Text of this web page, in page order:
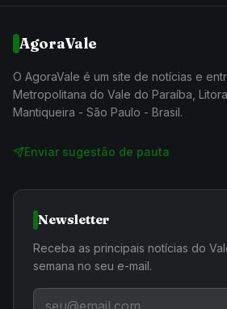
AgoraVale
O AgoraVale é um site de notícias e
Metropolitana do Vale do Paraíba,
Mantiqueira - São Paulo - Brasil.
Enviar sugestão de pauta
Newsletter
Receba as principais notícias do
semana no seu e-mail.